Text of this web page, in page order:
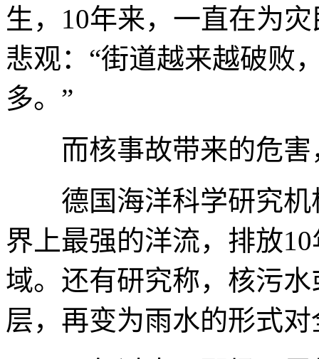
生，10年来，一直在为
悲观：“街道越来越破败
多。”
而核事故带来的危害
德国海洋科学研究机
界上最强的洋流，排放
域。还有研究称，核污
层，再变为雨水的形式